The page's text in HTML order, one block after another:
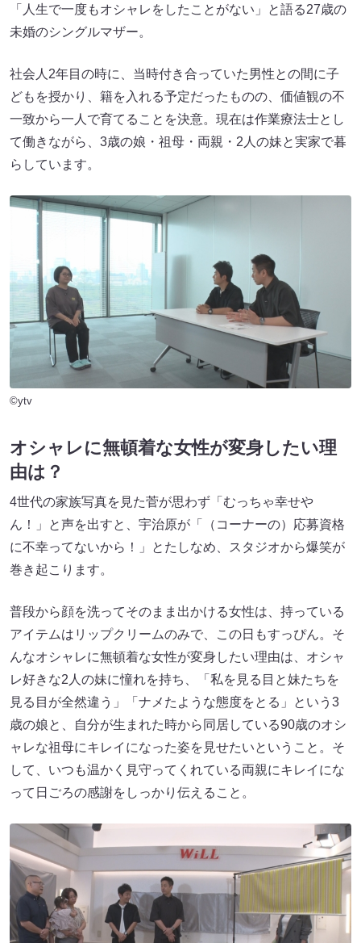
「人生で一度もオシャレをしたことがない」と語る27歳の
未婚のシングルマザー。
社会人2年目の時に、当時付き合っていた男性との間に子
どもを授かり、籍を入れる予定だったものの、価値観の不
一致から一人で育てることを決意。現在は作業療法士とし
て働きながら、3歳の娘・祖母・両親・2人の妹と実家で暮
らしています。
©ytv
オシャレに無頓着な女性が変身したい理
由は？
4世代の家族写真を見た菅が思わず「むっちゃ幸せや
ん！」と声を出すと、宇治原が「（コーナーの）応募資格
に不幸ってないから！」とたしなめ、スタジオから爆笑が
巻き起こります。
普段から顔を洗ってそのまま出かける女性は、持っている
アイテムはリップクリームのみで、この日もすっぴん。そ
んなオシャレに無頓着な女性が変身したい理由は、オシャ
レ好きな2人の妹に憧れを持ち、「私を見る目と妹たちを
見る目が全然違う」「ナメたような態度をとる」という3
歳の娘と、自分が生まれた時から同居している90歳のオシ
ャレな祖母にキレイになった姿を見せたいということ。そ
して、いつも温かく見守ってくれている両親にキレイにな
って日ごろの感謝をしっかり伝えること。